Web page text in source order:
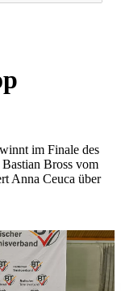
im Finale des
Bross vom
Anna Ceuca über